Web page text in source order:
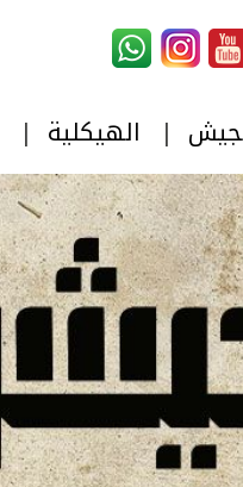
الهيكلية